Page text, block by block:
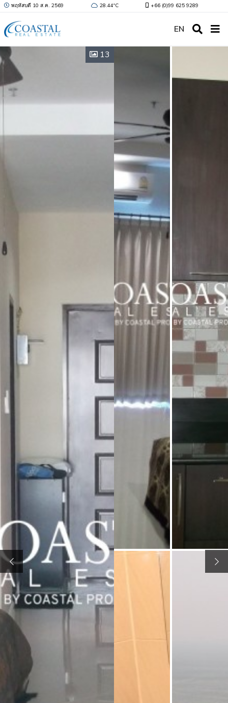
พฤหัสบดี 10 ส.ค. 2569 28.44ºC +66 (0)99 625 9289
EN
13